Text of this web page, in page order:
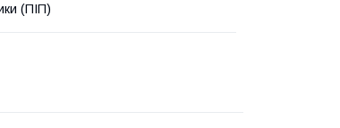
(ПІП)